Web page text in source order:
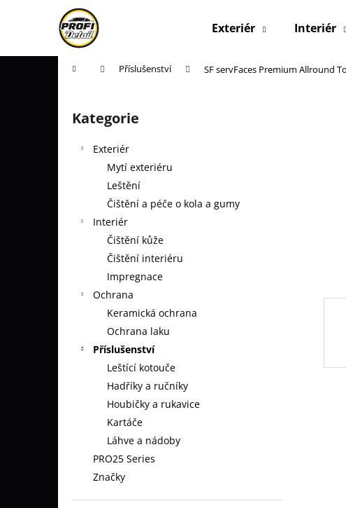
Exteriér Interiér
Domů Příslušenství SF servFaces Premium Allround
Přeskočit
kategorie
Kategorie
Exteriér
Mytí exteriéru
Leštění
Čištění a péče o kola a gumy
Interiér
Čištění kůže
Čištění interiéru
Impregnace
Ochrana
Keramická ochrana
Ochrana laku
Příslušenství
Leštící kotouče
Hadříky a ručníky
Houbičky a rukavice
Kartáče
Láhve a nádoby
PRO25 Series
Značky
í
Zpět
do
Zpět
do
ALBUM 3D TIŠTĚNÝCH ŠABLON LOG
AUTOMOBILOVÝCH ZNAČEK
2 033 Kč